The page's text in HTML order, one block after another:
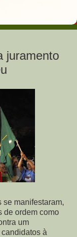
juramento
se manifestaram,
de ordem como
um
à